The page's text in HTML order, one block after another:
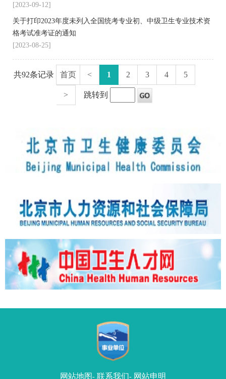
[2023-09-12]
[2023-08-25]
关于打印2023年度未列入全国统考专业初、中级卫生专业技术资
格考试准考证的通知
共92条记录 首页 < 1 2 3 4 5
> 跳转到
网站地图 - 联系我们- 网站申明